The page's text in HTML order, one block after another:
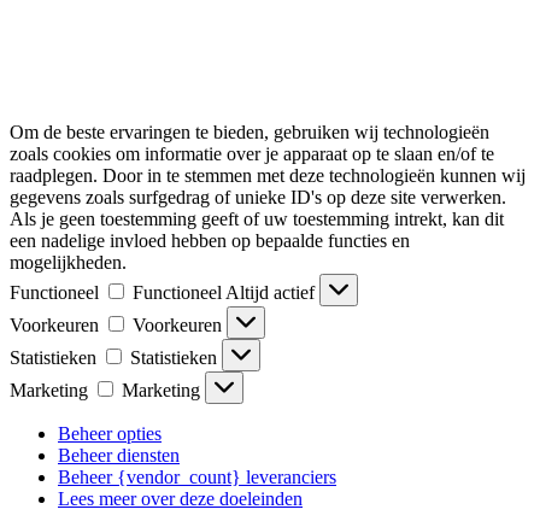
Om de beste ervaringen te bieden, gebruiken wij technologieën
zoals cookies om informatie over je apparaat op te slaan en/of te
raadplegen. Door in te stemmen met deze technologieën kunnen wij
gegevens zoals surfgedrag of unieke ID's op deze site verwerken.
Als je geen toestemming geeft of uw toestemming intrekt, kan dit
een nadelige invloed hebben op bepaalde functies en
mogelijkheden.
Functioneel
Functioneel Altijd actief
Voorkeuren
Voorkeuren
Statistieken
Statistieken
Marketing
Marketing
Beheer opties
Beheer diensten
Beheer {vendor_count} leveranciers
Lees meer over deze doeleinden